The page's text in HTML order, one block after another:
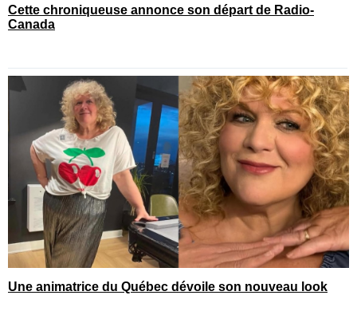
Cette chroniqueuse annonce son départ de Radio-
Canada
Une animatrice du Québec dévoile son nouveau look